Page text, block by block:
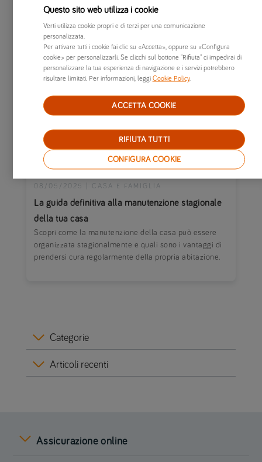
La guida definitiva alla manutenzione stagionale
della tua casa
08/05/2025 CASA E FAMIGLIA
Scopri come la manutenzione della casa può essere
organizzata stagionalmente e quali sono i vantaggi di
prendersi cura regolarmente della propria abitazione.
Categorie
Articoli recenti
Assicurazione online
Questo sito web utilizza i cookie
Verti utilizza cookie propri e di terzi per una comunicazione
personalizzata.
Per attivare tutti i cookie fai clic su «Accetta», oppure su «Configura
cookie» per personalizzarli. Se clicchi sul bottone "Rifiuta" ci impedirai di
personalizzare la tua esperienza di navigazione e i servizi potrebbero
risultare limitati. Per informazioni, leggi Cookie Policy.
CONFIGURA COOKIE
RIFIUTA TUTTI
ACCETTA COOKIE